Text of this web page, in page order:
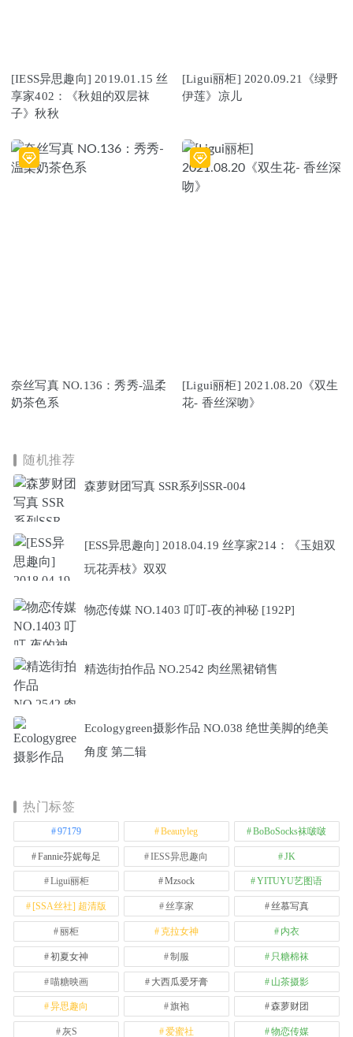
[IESS异思趣向] 2019.01.15 丝
享家402：《秋姐的双层袜
子》秋秋
[Ligui丽柜] 2020.09.21《绿野
伊莲》凉儿
奈丝写真 NO.136：秀秀-温柔
奶茶色系
[Ligui丽柜] 2021.08.20《双生
花- 香丝深吻》
随机推荐
森萝财团写真 SSR系列SSR-004
[ESS异思趣向] 2018.04.19 丝享家214：《玉姐双
玩花弄枝》双双
物恋传媒 NO.1403 叮叮-夜的神秘 [192P]
精选街拍作品 NO.2542 肉丝黑裙销售
Ecologygreen摄影作品 NO.038 绝世美脚的绝美
角度 第二辑
热门标签
97179 Beautyleg BoBoSocks袜啵啵
Fannie芬妮每足 IESS异思趣向 JK
Ligui丽柜 Mzsock YITUYU艺图语
[SSA丝社] 超清版 丝享家 丝慕写真
丽柜 克拉女神 内衣
初夏女神 制服 只糖棉袜
喵糖映画 大西瓜爱牙膏 山茶摄影
异思趣向 旗袍 森萝财团
灰S 爱蜜社 物恋传媒